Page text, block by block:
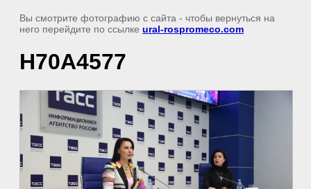
Вы смотрите фотографию с сайта - чтобы вернуться на
него перейдите по ссылке ural-rospromeco.com
H70A4577